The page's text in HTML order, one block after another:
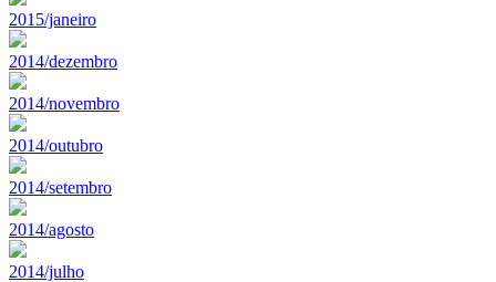
2015/janeiro
2014/dezembro
2014/novembro
2014/outubro
2014/setembro
2014/agosto
2014/julho